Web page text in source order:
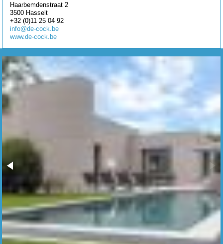
Haarbemdenstraat 2
3500 Hasselt
+32 (0)11 25 04 92
info@de-cock.be
www.de-cock.be